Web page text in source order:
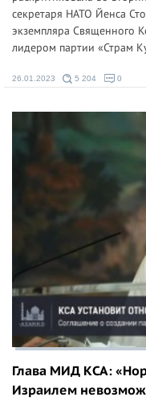
секретаря НАТО Йенса
экземпляра Священного
лидером партии «Страм
26.01.2023 5 204 0
Глава МИД КСА:
Израилем